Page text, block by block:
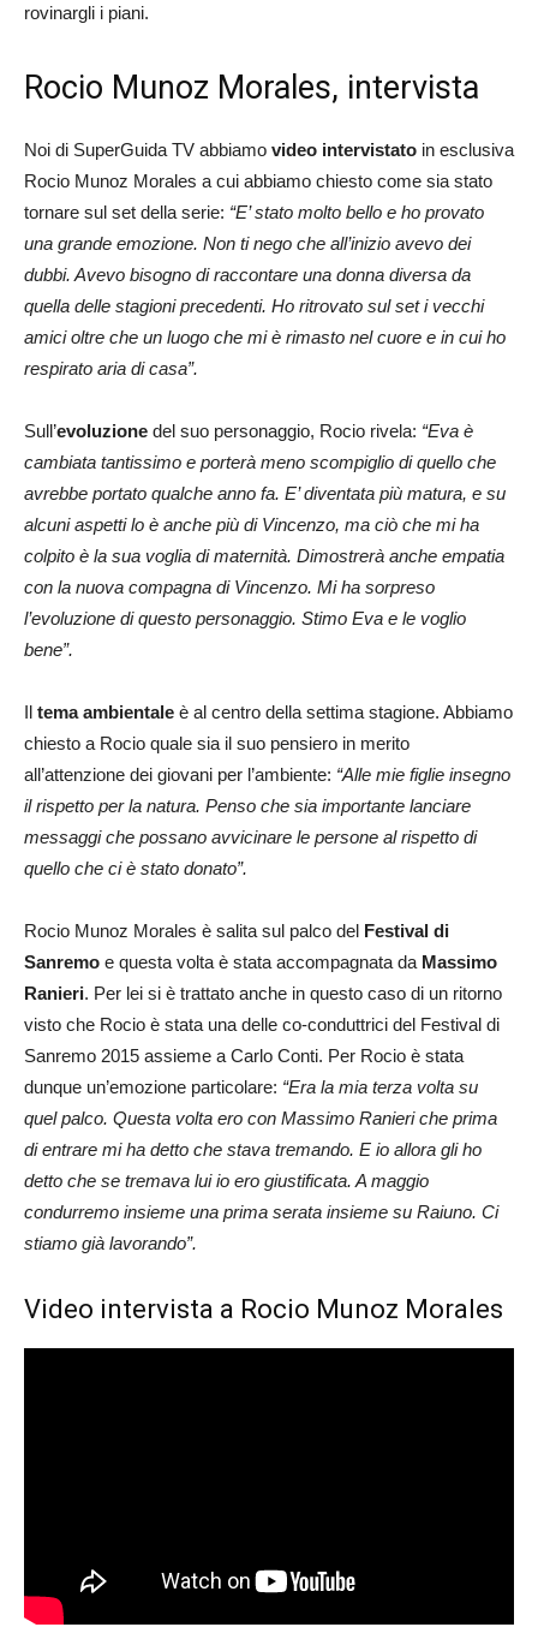
rovinargli i piani.
Rocio Munoz Morales, intervista
Noi di SuperGuida TV abbiamo video intervistato in esclusiva
Rocio Munoz Morales a cui abbiamo chiesto come sia stato
tornare sul set della serie: “E’ stato molto bello e ho provato
una grande emozione. Non ti nego che all’inizio avevo dei
dubbi. Avevo bisogno di raccontare una donna diversa da
quella delle stagioni precedenti. Ho ritrovato sul set i vecchi
amici oltre che un luogo che mi è rimasto nel cuore e in cui ho
respirato aria di casa”.
Sull’evoluzione del suo personaggio, Rocio rivela: “Eva è
cambiata tantissimo e porterà meno scompiglio di quello che
avrebbe portato qualche anno fa. E’ diventata più matura, e su
alcuni aspetti lo è anche più di Vincenzo, ma ciò che mi ha
colpito è la sua voglia di maternità. Dimostrerà anche empatia
con la nuova compagna di Vincenzo. Mi ha sorpreso
l’evoluzione di questo personaggio. Stimo Eva e le voglio
bene”.
Il tema ambientale è al centro della settima stagione. Abbiamo
chiesto a Rocio quale sia il suo pensiero in merito
all’attenzione dei giovani per l’ambiente: “Alle mie figlie insegno
il rispetto per la natura. Penso che sia importante lanciare
messaggi che possano avvicinare le persone al rispetto di
quello che ci è stato donato”.
Rocio Munoz Morales è salita sul palco del Festival di
Sanremo e questa volta è stata accompagnata da Massimo
Ranieri. Per lei si è trattato anche in questo caso di un ritorno
visto che Rocio è stata una delle co-conduttrici del Festival di
Sanremo 2015 assieme a Carlo Conti. Per Rocio è stata
dunque un’emozione particolare: “Era la mia terza volta su
quel palco. Questa volta ero con Massimo Ranieri che prima
di entrare mi ha detto che stava tremando. E io allora gli ho
detto che se tremava lui io ero giustificata. A maggio
condurremo insieme una prima serata insieme su Raiuno. Ci
stiamo già lavorando”.
Video intervista a Rocio Munoz Morales